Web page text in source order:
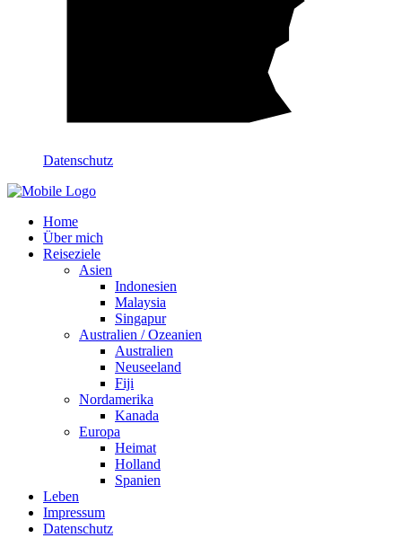
Datenschutz
Home
Über mich
Reiseziele
Asien
Indonesien
Malaysia
Singapur
Australien / Ozeanien
Australien
Neuseeland
Fiji
Nordamerika
Kanada
Europa
Heimat
Holland
Spanien
Leben
Impressum
Datenschutz